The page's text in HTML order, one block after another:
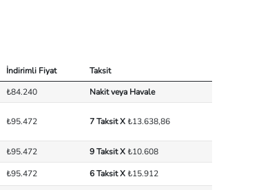
İndirimli Fiyat
Taksit
₺84.240 Nakit veya Havale
₺95.472 7 Taksit X₺13.638,86
₺95.472 9 Taksit X₺10.608
₺95.472 6 Taksit X₺15.912